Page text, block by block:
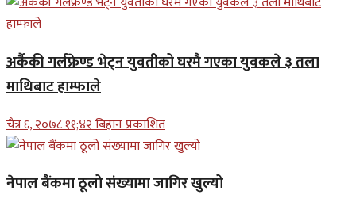
अर्कैकी गर्लफ्रेण्ड भेट्न युवतीको घरमै गएका युवकले ३ तला
माथिबाट हाम्फाले
चैत्र ६, २०७८ ११;४२ बिहान प्रकाशित
नेपाल बैंकमा ठूलो संख्यामा जागिर खुल्यो